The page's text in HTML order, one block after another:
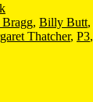
, Billy Butt,
Thatcher, P3,